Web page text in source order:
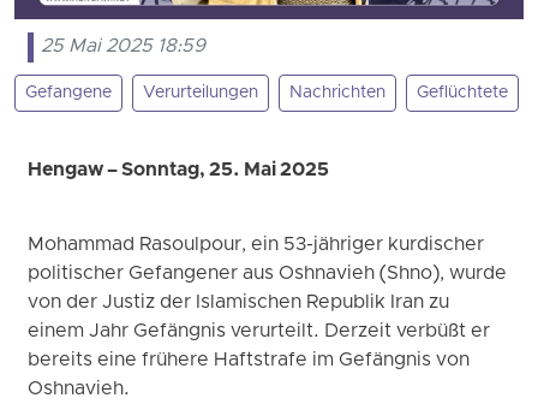
25 Mai 2025 18:59
Gefangene Verurteilungen Nachrichten Geflüchtete
Hengaw – Sonntag, 25. Mai 2025
Mohammad Rasoulpour, ein 53-jähriger kurdischer
politischer Gefangener aus Oshnavieh (Shno), wurde
von der Justiz der Islamischen Republik Iran zu
einem Jahr Gefängnis verurteilt. Derzeit verbüßt er
bereits eine frühere Haftstrafe im Gefängnis von
Oshnavieh.